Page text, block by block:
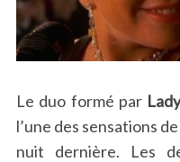
Le duo formé par
l’une des sensations
nuit dernière. Les